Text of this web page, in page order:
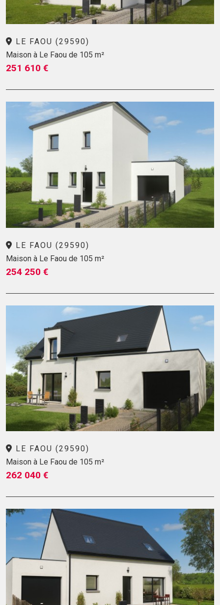
LE FAOU (29590)
Maison à Le Faou de 105 m²
251 610 €
LE FAOU (29590)
Maison à Le Faou de 105 m²
254 250 €
LE FAOU (29590)
Maison à Le Faou de 105 m²
262 040 €